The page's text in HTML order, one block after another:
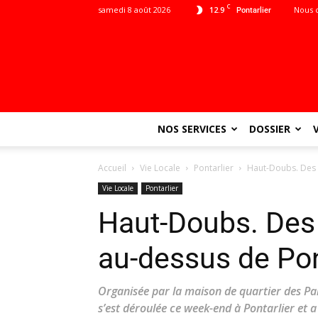
12.9 C Pontarlier
samedi 8 août 2026 Nous
NOS SERVICES DOSSIER
Accueil Vie Locale Pontarlier Haut-Doubs.
Vie Locale Pontarlier
Haut-Doubs.
au-dessus de
Organisée par la maison de quartier des
s’est déroulée ce week-end à Pontarlier et